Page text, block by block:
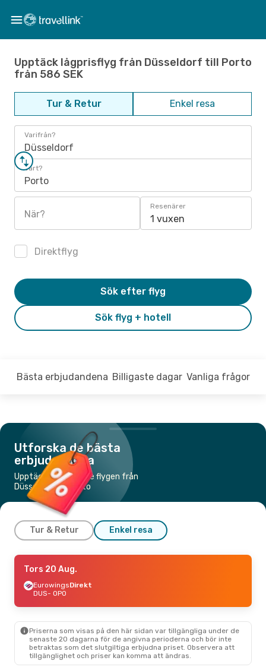
Upptäck lågprisflyg från Düsseldorf till Porto
från 586 SEK
Tur & Retur Enkel resa
Varifrån?
Düsseldorf
Vart?
Porto
När?
Resenärer
1 vuxen
Direktflyg
Sök flyg + hotell
Sök efter flyg
Bästa erbjudandena Billigaste dagar Vanliga frågor
Utforska de bästa
erbjudandena
Upptäck de billigaste flygen från
Düsseldorf till Porto
Tur & Retur Enkel resa
Tors 3 Sep.- Sön 6 Sep.
RyanairDirekt
DUS- OPO
OPO- DUS
Sön 23 Aug.- Ons 26 Aug.
RyanairDirekt
DUS
- OPO
Tors 20 Aug.
EurowingsDirekt
DUS- OPO
Priserna som visas på den här sidan var tillgängliga under de
senaste 20 dagarna för de angivna perioderna och bör inte
betraktas som det slutgiltiga erbjudna priset. Observera att
tillgänglighet och priser kan komma att ändras.